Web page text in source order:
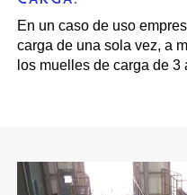
En un caso de uso
carga de una sola vez, a
los muelles de carga de 3